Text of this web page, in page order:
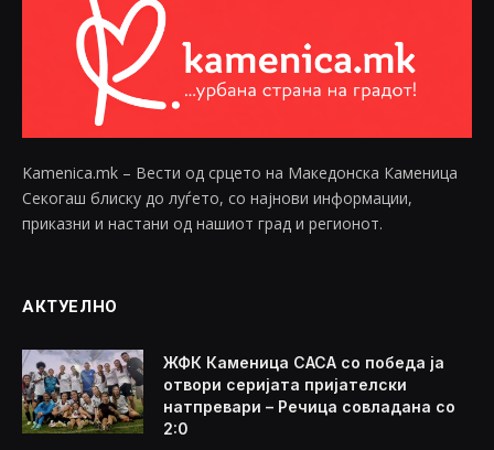
Kamenica.mk – Вести од срцето на Македонска Каменица
Секогаш блиску до луѓето, со најнови информации,
приказни и настани од нашиот град и регионот.
АКТУЕЛНО
ЖФК Каменица САСА со победа ја
отвори серијата пријателски
натпревари – Речица совладана со
2:0